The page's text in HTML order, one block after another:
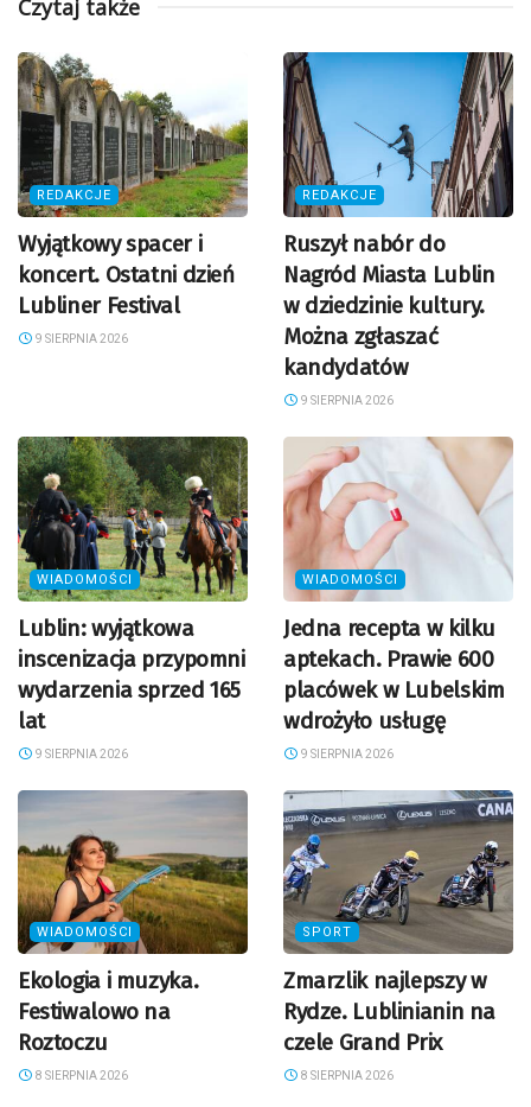
Czytaj także
REDAKCJE
Wyjątkowy spacer i
koncert. Ostatni dzień
Lubliner Festival
9 SIERPNIA 2026
REDAKCJE
Ruszył nabór do
Nagród Miasta Lublin
w dziedzinie kultury.
Można zgłaszać
kandydatów
9 SIERPNIA 2026
WIADOMOŚCI
Lublin: wyjątkowa
inscenizacja przypomni
wydarzenia sprzed 165
lat
9 SIERPNIA 2026
WIADOMOŚCI
Jedna recepta w kilku
aptekach. Prawie 600
placówek w Lubelskim
wdrożyło usługę
9 SIERPNIA 2026
WIADOMOŚCI
Ekologia i muzyka.
Festiwalowo na
Roztoczu
8 SIERPNIA 2026
SPORT
Zmarzlik najlepszy w
Rydze. Lublinianin na
czele Grand Prix
8 SIERPNIA 2026